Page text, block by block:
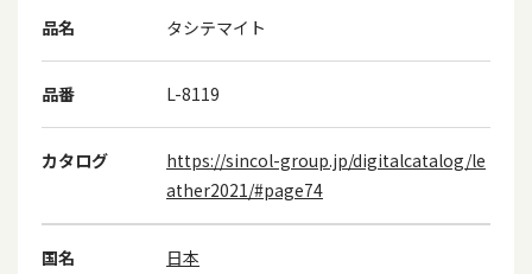
品名 タシテマイト
品番 L-8119
カタログ
https://sincol-group.jp/digitalcatalog/le
ather2021/#page74
国名 日本